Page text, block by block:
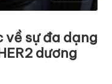
sự đa dạng
dương